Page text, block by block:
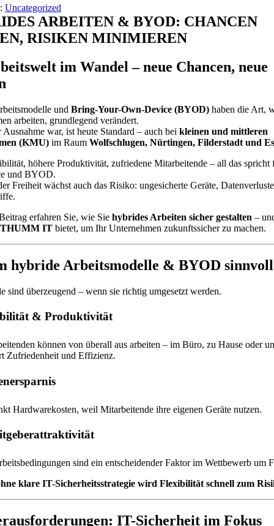
Uncategorized
ARBEITEN & BYOD: CHANCEN
RISIKEN MINIMIEREN
im Wandel – neue Chancen, neue
und Bring-Your-Own-Device (BYOD) haben die Art,
arbeiten, grundlegend verändert.
Ausnahme war, ist heute Standard – auch bei kleinen und mittleren
(KMU) im Raum Wolfschlugen, Nürtingen, Filderstadt und
höhere Produktivität, zufriedene Mitarbeitende – all das spricht
und BYOD.
Freiheit wächst auch das Risiko: ungesicherte Geräte,
erfahren Sie, wie Sie hybrides Arbeiten sicher gestalten –
THUMM IT bietet, um Ihr Unternehmen zukunftssicher zu machen.
hybride Arbeitsmodelle & BYOD
sind überzeugend – wenn sie richtig umgesetzt werden.
& Produktivität
können von überall aus arbeiten – im Büro, zu Hause oder
Zufriedenheit und Effizienz.
Hardwarekosten, weil Mitarbeitende ihre eigenen Geräte nutzen.
sind ein entscheidender Faktor im Wettbewerb um
klare IT-Sicherheitsstrategie wird Flexibilität schnell zum
IT-Sicherheit im Fokus